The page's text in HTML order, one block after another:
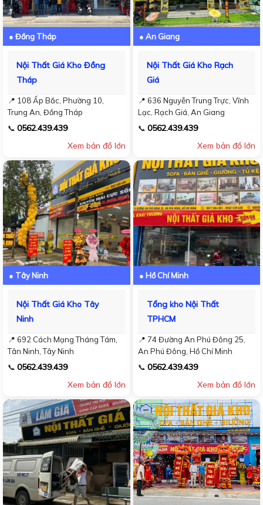
● Đồng Tháp
Nội Thất Giá Kho Đồng
Tháp
📍 108 Ấp Bắc, Phường 10,
Trung An, Đồng Tháp
📞 0562.439.439
Xem bản đồ lớn
● An Giang
Nội Thất Giá Kho Rạch
Giá
📍 636 Nguyễn Trung Trực, Vĩnh
Lạc, Rạch Giá, An Giang
📞 0562.439.439
Xem bản đồ lớn
● Tây Ninh
Nội Thất Giá Kho Tây
Ninh
📍 692 Cách Mạng Tháng Tám,
Tân Ninh, Tây Ninh
📞 0562.439.439
Xem bản đồ lớn
● Hồ Chí Minh
Tổng kho Nội Thất
TPHCM
📍 74 Đường An Phú Đông 25,
An Phú Đông, Hồ Chí Minh
📞 0562.439.439
Xem bản đồ lớn